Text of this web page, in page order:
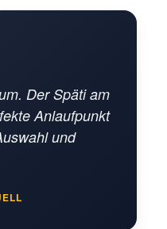
Der Späti am
Anlaufpunkt
und